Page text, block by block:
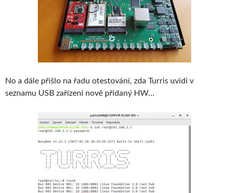
No a dále přišlo na řadu otestování, zda Turris uvidí v
seznamu USB zařízení nově přidaný HW…